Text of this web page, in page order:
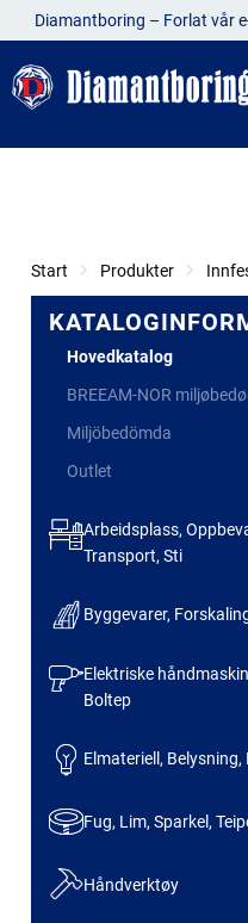
Diamantboring – Forlat vår
Start Produkter
Hovedkatalog
BREEAM-NOR
Miljöbedömda
Outlet
Arbeidsplass,
Transport, Sti
Byggevarer,
Elektriske
Boltep
Elmateriell,
Fug, Lim, Sparkel,
Håndverktøy